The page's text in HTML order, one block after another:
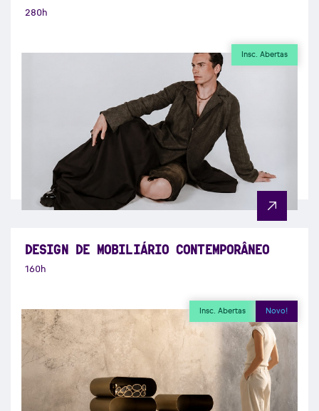
280h
Insc. Abertas
DESIGN DE MOBILIÁRIO CONTEMPORÂNEO
160h
Insc. Abertas Novo!